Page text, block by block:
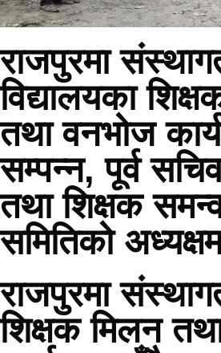
राजपुरमा
विद्यालयका
तथा वनभोज
सम्पन्न, पूर्व
तथा शिक्षक
समितिको
राजपुरमा
शिक्षक मिलन